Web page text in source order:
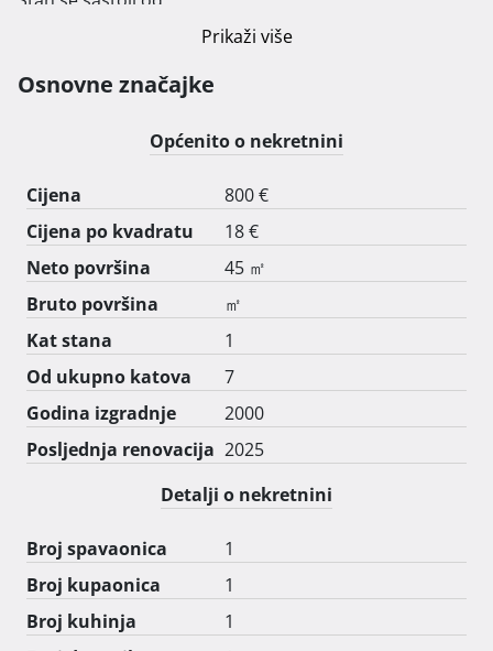
za blagovanje u open space prostor;
- kupaonice s toaletom;
Top lokacija; blizina svega.
Režije po stvarnoj potrošnji (plinsko etažno grijanje).
Polog u visini jednomjesečnog najma
Kontakt: +385 91 6170 529
E-mail: vlatkopaljug@gmail.com
Klima uređaj
Prikaži više
Osnovne značajke
Općenito o nekretnini
Cijena
800 €
Cijena po kvadratu
18 €
Neto površina
45 ㎡
Bruto površina
㎡
Kat stana
1
Od ukupno katova
7
Godina izgradnje
2000
Posljednja renovacija 2025
Detalji o nekretnini
Broj spavaonica
1
Broj kupaonica
1
Broj kuhinja
1